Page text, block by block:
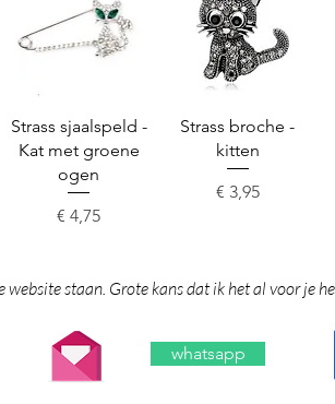
Snel overzicht
Strass sjaalspeld -
Kat met groene
ogen
Prijs
€ 4,75
Snel overzicht
Strass broche -
kitten
Prijs
€ 3,95
staan. Grote kans dat ik het al voor je
whatsapp